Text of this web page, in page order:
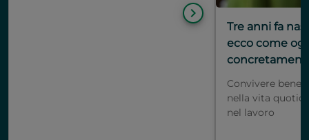
keyboard_arrow_right
Tre anni fa
ecco come
Convivere bene
nella vita
nel lavoro